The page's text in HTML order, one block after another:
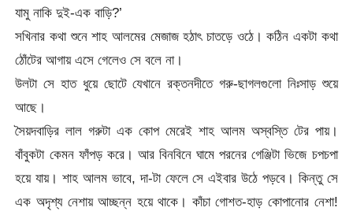
যামু নাকি দুই-এক বাড়ি?’
সখিনার কথা শুনে শাহ আলমের মেজাজ হঠাৎ চাতড়ে ওঠে। কঠিন একটা কথা
ঠোঁটের আগায় এসে গেলেও সে বলে না।
উলটা সে হাত ধুয়ে ছোটে যেখানে রক্তনদীতে গরু-ছাগলগুলো নিঃসাড় শুয়ে
আছে।
সৈয়দবাড়ির লাল গরুটা এক কোপ মেরেই শাহ আলম অস্বস্তি টের পায়।
বাঁবুকটা কেমন ফাঁপড় করে। আর বিনবিনে ঘামে পরনের গেঞ্জিটা ভিজে চপচপা
হয়ে যায়। শাহ আলম ভাবে, দা-টা ফেলে সে এইবার উঠে পড়বে। কিন্তু সে
এক অদৃশ্য নেশায় আচ্ছন্ন হয়ে থাকে। কাঁচা গোশত-হাড় কোপানোর নেশা!